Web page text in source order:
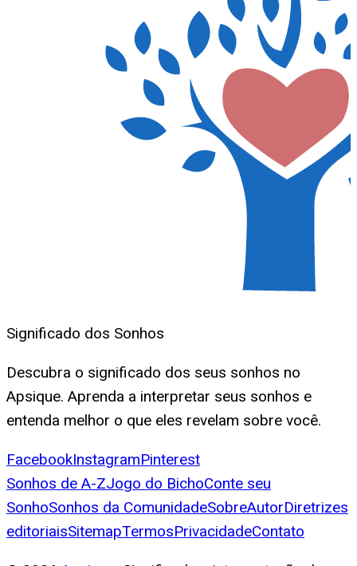
Significado dos Sonhos
Descubra o significado dos seus sonhos no
Apsique. Aprenda a interpretar seus sonhos e
entenda melhor o que eles revelam sobre você.
FacebookInstagramPinterest
Sonhos de A-ZJogo do BichoConte seu
SonhoSonhos da ComunidadeSobreAutorDiretrizes
editoriaisSitemapTermosPrivacidadeContato